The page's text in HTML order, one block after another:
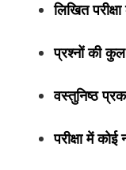
लिखित
प्रश्नों की
वस्तुनिष्ठ
परीक्षा में